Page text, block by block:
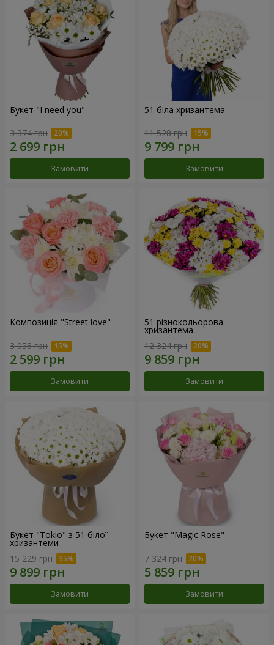
Букет "I need you"
3 374 грн
Замовити
51 біла хризантема
11 528 грн
Замовити
Композиція "Street love"
3 058 грн
Замовити
51 різнокольорова
хризантема
12 324 грн
Замовити
Букет "Tokio" з 51 білої
хризантеми
15 229 грн
Замовити
Букет "Magic Rose"
7 324 грн
Замовити